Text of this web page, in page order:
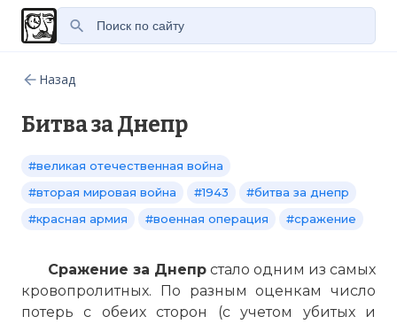
Назад
Битва за Днепр
#великая отечественная война
#вторая мировая война
#1943
#битва за днепр
#красная армия
#военная операция #сражение
Сражение за Днепр стало одним из самых
кровопролитных. По разным оценкам число
потерь с обеих сторон (с учетом убитых и